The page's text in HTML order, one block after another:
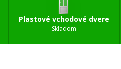
Plastové vchodové dvere
Skladom